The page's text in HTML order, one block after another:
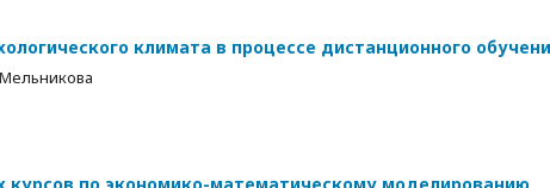
климата в процессе дистанционного